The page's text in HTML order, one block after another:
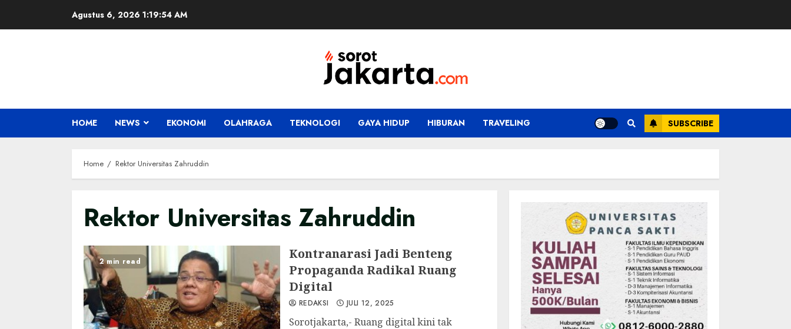
Agustus 6, 2026 1:19:55 AM
HOME NEWS EKONOMI OLAHRAGA TEKNOLOGI GAYA HIDUP HIBURAN TRAVELING SUBSCRIBE
Home Rektor Universitas Zahruddin
Rektor Universitas Zahruddin
2 min read
Kontranarasi Jadi Benteng
Propaganda Radikal Ruang
Digital
REDAKSI JULI 12, 2025
Sorotjakarta,- Ruang digital kini tak